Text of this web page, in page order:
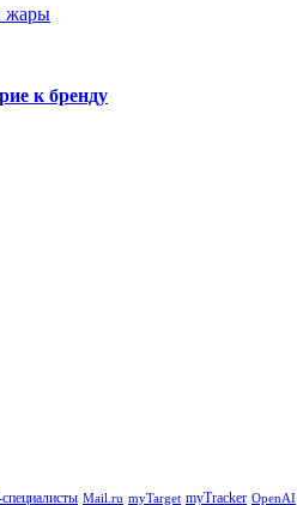
жары
к бренду
Mail.ru myTarget myTracker OpenAI